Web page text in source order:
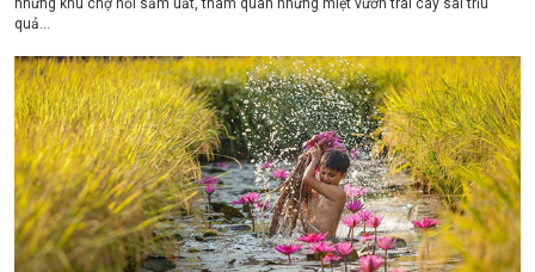
những khu chợ nổi sầm uất, tham quan những miệt vườn trái cây sai trĩu
quả…